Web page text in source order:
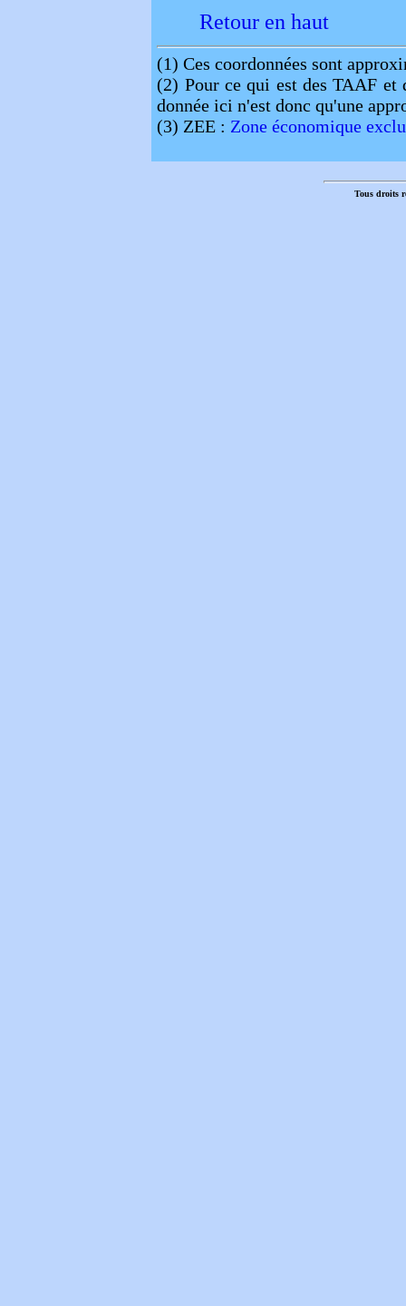
Retour en haut
(1) Ces coordonnées sont
(2) Pour ce qui est des TAAF et
donnée ici n'est donc qu'une
(3) ZEE : Zone économique
Tous droits